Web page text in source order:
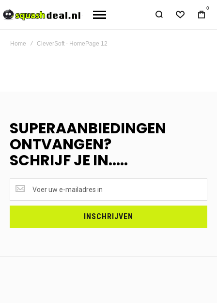
0
Home CleverSoft - HomePage 12
SUPERAANBIEDINGEN
ONTVANGEN?
SCHRIJF JE IN.....
ONTVANGEN?
<br>SCHRIJF
INSCHRIJVEN